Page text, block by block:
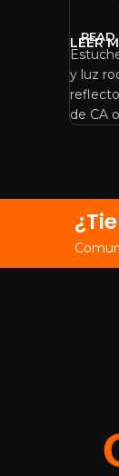
READ
y luz
de CA